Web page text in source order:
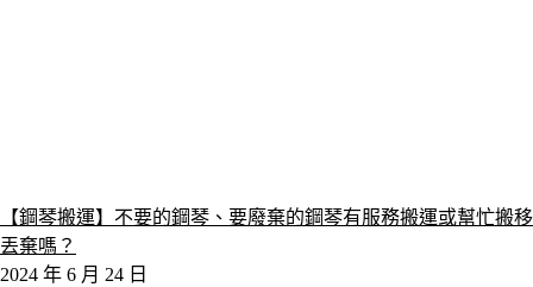
【鋼琴搬運】不要的鋼琴、要廢棄的鋼琴有服務搬運或幫忙搬移
丟棄嗎？
2024 年 6 月 24 日